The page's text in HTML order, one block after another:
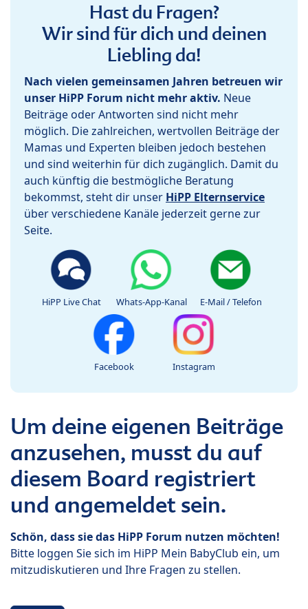
Hast du Fragen?
Wir sind für dich und deinen
Liebling da!
Nach vielen gemeinsamen Jahren betreuen wir
unser HiPP Forum nicht mehr aktiv. Neue
Beiträge oder Antworten sind nicht mehr
möglich. Die zahlreichen, wertvollen Beiträge der
Mamas und Experten bleiben jedoch bestehen
und sind weiterhin für dich zugänglich. Damit du
auch künftig die bestmögliche Beratung
bekommst, steht dir unser HiPP Elternservice
über verschiedene Kanäle jederzeit gerne zur
Seite.
HiPP Live Chat Whats-App-Kanal E-Mail / Telefon
Facebook Instagram
Um deine eigenen Beiträge
anzusehen, musst du auf
diesem Board registriert
und angemeldet sein.
Schön, dass sie das HiPP Forum nutzen möchten!
Bitte loggen Sie sich im HiPP Mein BabyClub ein, um
mitzudiskutieren und Ihre Fragen zu stellen.